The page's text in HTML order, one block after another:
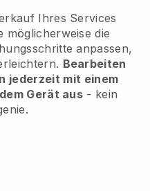
Ihres Services
möglicherweise die
anpassen,
Bearbeiten
jederzeit mit einem
Gerät aus - kein